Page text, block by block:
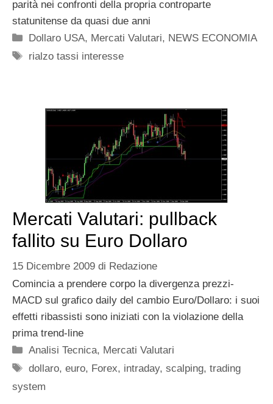
parità nei confronti della propria controparte
statunitense da quasi due anni
Categorie
Dollaro USA, Mercati Valutari, NEWS ECONOMIA
Tag
rialzo tassi interesse
Mercati Valutari: pullback
fallito su Euro Dollaro
15 Dicembre 2009 di Redazione
Comincia a prendere corpo la divergenza prezzi-
MACD sul grafico daily del cambio Euro/Dollaro: i suoi
effetti ribassisti sono iniziati con la violazione della
prima trend-line
Categorie
Analisi Tecnica, Mercati Valutari
Tag
dollaro,euro, Forex, intraday,scalping,trading
system